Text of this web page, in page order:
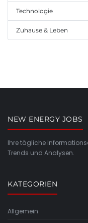
Technologie
Zuhause & Leben
NEW ENERGY JOBS
Ihre tägliche
Trends und Analysen.
KATEGORIEN
Allgemein